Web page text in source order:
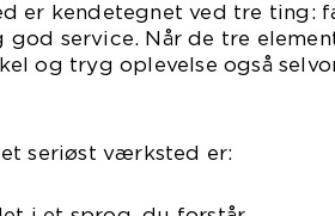
er kendetegnet ved tre ting:
service. Når de tre
og tryg oplevelse også
seriøst værksted er: